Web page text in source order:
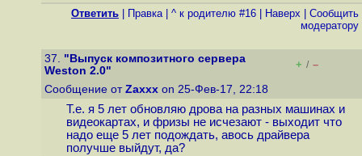
Ответить Правка| ^ к родителю #16 Наверх
Cообщить
модератору
37. "Выпуск композитного сервера
Weston 2.0"
+ / –
Сообщение от Zaxxx on 25-Фев-17, 22:18
Т.е. я 5 лет обновляю дрова на разных машинах и
видеокартах, и фризы не исчезают - выходит что
надо еще 5 лет подождать, авось драйвера
получше выйдут, да?